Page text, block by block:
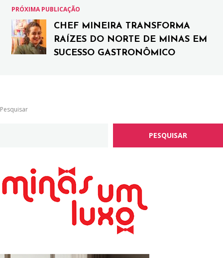
PRÓXIMA PUBLICAÇÃO
CHEF MINEIRA TRANSFORMA
RAÍZES DO NORTE DE MINAS EM
SUCESSO GASTRONÔMICO
Pesquisar
PESQUISAR